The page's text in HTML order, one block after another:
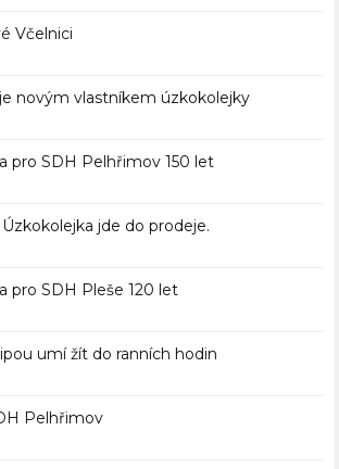
Včelnici
novým vlastníkem úzkokolejky
pro SDH Pelhřimov 150 let
jde do prodeje.
pro SDH Pleše 120 let
umí žít do ranních hodin
Pelhřimov